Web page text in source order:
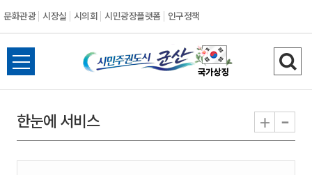
문화관광 시장실 시의회 시민광장플랫폼 인구정책
시
민
권
전
체
뉴
열
검
색
기
한눈에 서비스 + -